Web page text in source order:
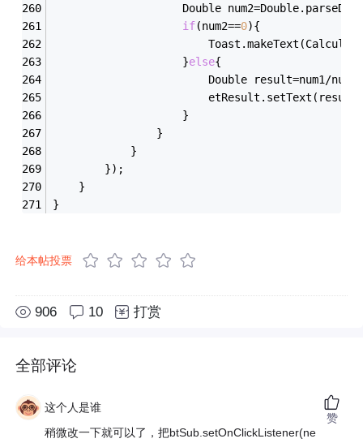
Double
if(num2==0){
					}
else{
Double result=num1/
					}
				}
			}
		});
    }
}
给本帖投票
906 10 打赏
全部评论
这个人是谁
稍微改一下就可以了，把btSub.setOnClickListener(ne
赞